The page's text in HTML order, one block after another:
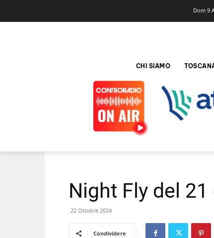
Dom 9
CHI SIAMO
Night Fly del
22 Ottobre 2024
Condividere